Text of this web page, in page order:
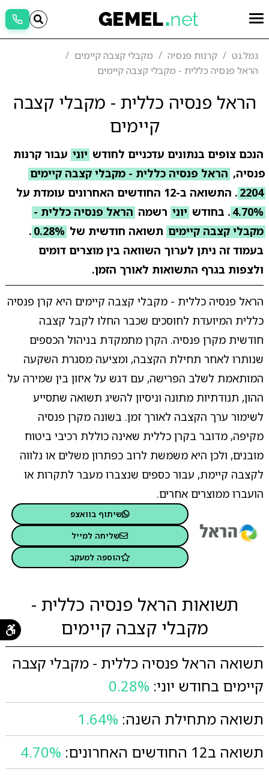
גמל.נט קרנות פנסיה
מקבלי קצבה קיימים
הראל פנסיה כללית - מקבלי קצבה קיימים
הראל פנסיה כללית - מקבלי קצבה
קיימים
הנכם צופים בנתונים עדכניים לחודש יוני עבור קרנות
פנסיה, הראל פנסיה כללית - מקבלי קצבה קיימים
2204 . התשואה ב-12 החודשים האחרונים עומדת על
4.70% . בחודש יוני רשמה הראל פנסיה כללית -
מקבלי קצבה קיימים תשואה חודשית של 0.28%
.
בעמוד זה ניתן לערוך השוואה בין מוצרים דומים
ולצפות בגרף התשואות לאורך הזמן.
הראל פנסיה כללית - מקבלי קצבה קיימים היא קרן פנסיה
כללית המיועדת לחוסכים שכבר החלו לקבל קצבה
חודשית מקרן פנסיה. הקרן מתמקדת בניהול הכספים
שנותרו לאחר תחילת הקצבה, ומציעה מסגרת השקעה
המותאמת לשלב הפרישה, עם דגש על איזון בין שמירה על
ההון, תנודתיות מתונה וניסיון להשיג תשואה שתסייע
לשימור ערך הקצבה לאורך זמן. בשונה מקרן פנסיה
מקיפה, מדובר בקרן כללית שאינה כוללת רכיבי ביטוח
מובנים, ולכן היא משמשת לרוב כפתרון משלים או נלווה
לקצבה קיימת, עבור כספים שנצברו מעבר לתקרות או
הועברו ממוצרים אחרים.
שיתוף בוואצפ
שליחה למייל
הוספה למעקב
תשואות הראל פנסיה כללית -
מקבלי קצבה קיימים
תשואה הראל פנסיה כללית - מקבלי קצבה
קיימים בחודש יוני: 0.28%
תשואה מתחילת השנה: 1.64%
תשואה ב12 החודשים האחרונים:
4.70%